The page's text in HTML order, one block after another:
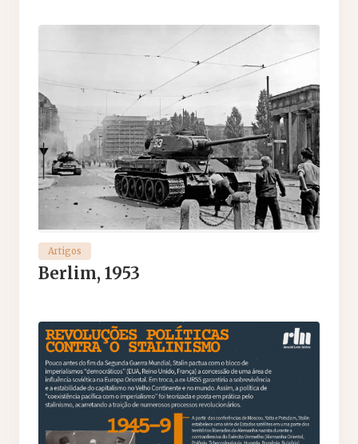
Artigos
Berlim, 1953